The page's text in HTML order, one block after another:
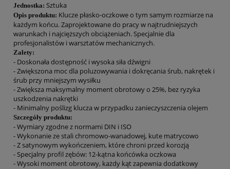
Jednostka: Sztuka
Opis produktu: Klucze płasko-oczkowe o tym samym rozmiarze na
każdym końcu. Zaprojektowane do pracy w najtrudniejszych
warunkach i najcięższych obciążeniach. Specjalnie dla
profesjonalistów i warsztatów mechanicznych.
Zalety:
- Doskonała dostępność i wysoka siła dźwigni
- Zwiększona moc dla poluzowywania i dokręcania śrub, nakrętek i
śrub przy mniejszym wysiłku
- Zwiększa maksymalny moment obrotowy o 25%, bez ryzyka
uszkodzenia nakrętki
- Minimalny poślizg klucza w przypadku zanieczyszczenia olejem
Szczegóły produktu:
- Wymiary zgodne z normami DIN i ISO
- Wykonanie ze stali chromowo-wanadowej, kute matrycowo
- Z satynowym wykończeniem, które chroni przed korozją
- Specjalny profil zębów: 12-kątna końcówka oczkowa
- Wysoki moment obrotowy, każdy kąt zapewnia dodatkowy